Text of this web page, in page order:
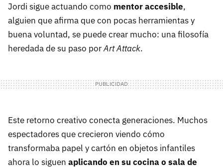
Jordi sigue actuando como mentor accesible,
alguien que afirma que con pocas herramientas y
buena voluntad, se puede crear mucho: una filosofía
heredada de su paso porArt Attack.
Este retorno creativo conecta generaciones. Muchos
espectadores que crecieron viendo cómo
transformaba papel y cartón en objetos infantiles
ahora lo siguen aplicando en su cocina o sala de